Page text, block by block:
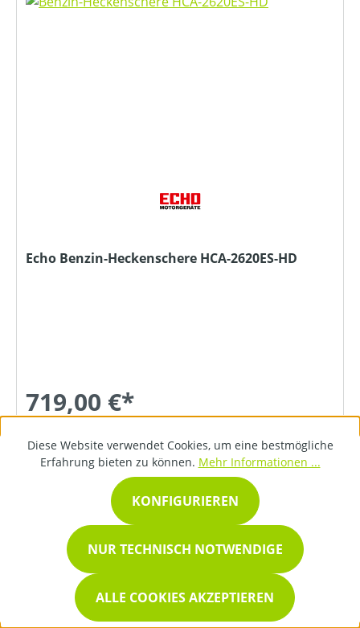
Echo Benzin-Heckenschere HCA-2620ES-HD
719,00 €*
DETAILS
Diese Website verwendet Cookies, um eine bestmögliche
Erfahrung bieten zu können. Mehr Informationen ...
NUR TECHNISCH NOTWENDIGE
KONFIGURIEREN
ALLE COOKIES AKZEPTIEREN